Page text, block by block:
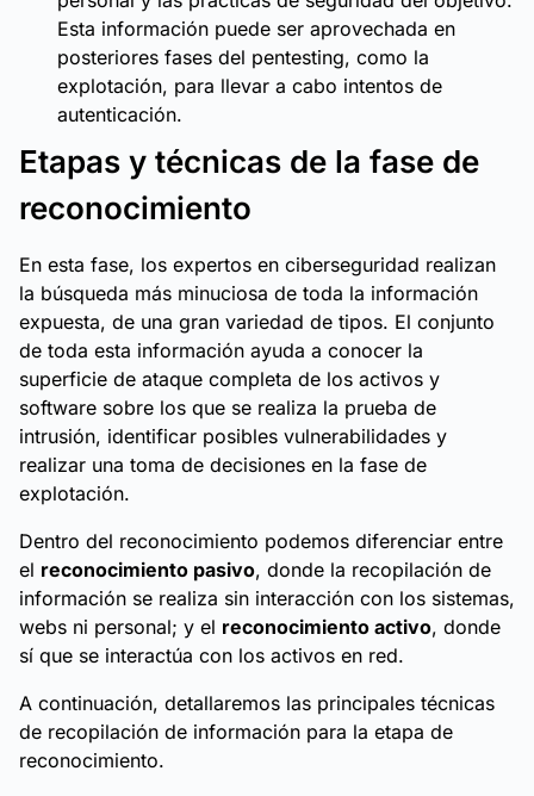
Esta información puede ser aprovechada en
posteriores fases del pentesting, como la
explotación, para llevar a cabo intentos de
autenticación.
Etapas y técnicas de la fase de
reconocimiento
En esta fase, los expertos en ciberseguridad realizan
la búsqueda más minuciosa de toda la información
expuesta, de una gran variedad de tipos. El conjunto
de toda esta información ayuda a conocer la
superficie de ataque completa de los activos y
software sobre los que se realiza la prueba de
intrusión, identificar posibles vulnerabilidades y
realizar una toma de decisiones en la fase de
explotación.
Dentro del reconocimiento podemos diferenciar entre
el reconocimiento pasivo, donde la recopilación de
información se realiza sin interacción con los sistemas,
webs ni personal; y el reconocimiento activo, donde
sí que se interactúa con los activos en red.
A continuación, detallaremos las principales técnicas
de recopilación de información para la etapa de
reconocimiento.